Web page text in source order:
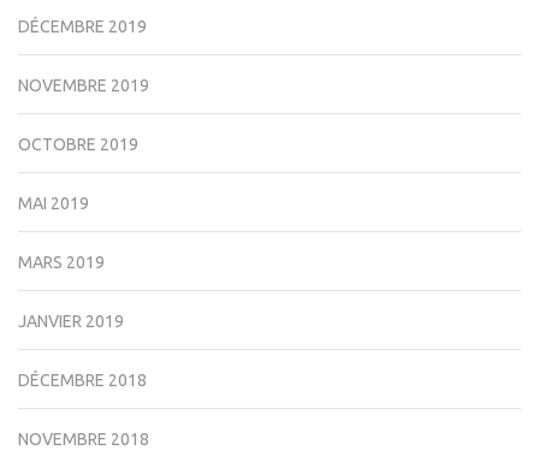
DÉCEMBRE 2019
NOVEMBRE 2019
OCTOBRE 2019
MAI 2019
MARS 2019
JANVIER 2019
DÉCEMBRE 2018
NOVEMBRE 2018